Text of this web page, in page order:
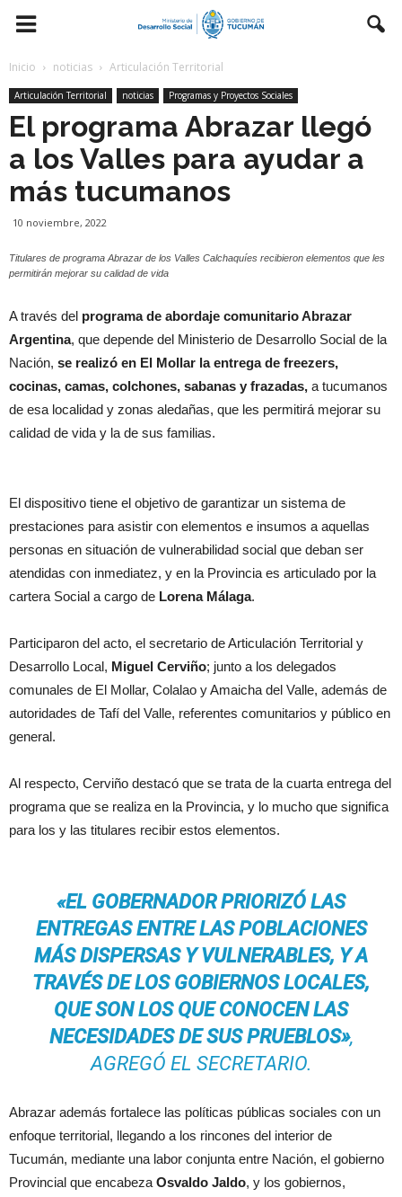
Inicio noticias Articulación Territorial
Articulación Territorial noticias Programas y Proyectos Sociales
El programa Abrazar llegó
a los Valles para ayudar a
más tucumanos
10 noviembre, 2022
Titulares de programa Abrazar de los Valles Calchaquíes recibieron elementos que les
permitirán mejorar su calidad de vida
A través del programa de abordaje comunitario Abrazar
Argentina, que depende del Ministerio de Desarrollo Social de la
Nación, se realizó en El Mollar la entrega de freezers,
cocinas, camas, colchones, sabanas y frazadas, a tucumanos
de esa localidad y zonas aledañas, que les permitirá mejorar su
calidad de vida y la de sus familias.
El dispositivo tiene el objetivo de garantizar un sistema de
prestaciones para asistir con elementos e insumos a aquellas
personas en situación de vulnerabilidad social que deban ser
atendidas con inmediatez, y en la Provincia es articulado por la
cartera Social a cargo de Lorena Málaga.
Participaron del acto, el secretario de Articulación Territorial y
Desarrollo Local, Miguel Cerviño; junto a los delegados
comunales de El Mollar, Colalao y Amaicha del Valle, además de
autoridades de Tafí del Valle, referentes comunitarios y público en
general.
Al respecto, Cerviño destacó que se trata de la cuarta entrega del
programa que se realiza en la Provincia, y lo mucho que significa
para los y las titulares recibir estos elementos.
«EL GOBERNADOR PRIORIZÓ LAS
ENTREGAS ENTRE LAS POBLACIONES
MÁS DISPERSAS Y VULNERABLES, Y A
TRAVÉS DE LOS GOBIERNOS LOCALES,
QUE SON LOS QUE CONOCEN LAS
NECESIDADES DE SUS PRUEBLOS»,
AGREGÓ EL SECRETARIO.
Abrazar además fortalece las políticas públicas sociales con un
enfoque territorial, llegando a los rincones del interior de
Tucumán, mediante una labor conjunta entre Nación, el gobierno
Provincial que encabeza Osvaldo Jaldo, y los gobiernos,